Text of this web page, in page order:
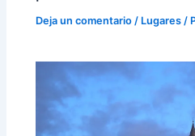
Deja un comentario / Lugares /